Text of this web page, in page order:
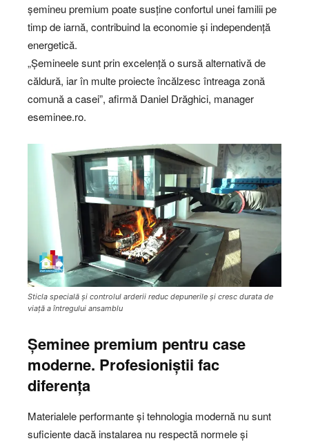
șemineu premium poate susține confortul unei familii pe
timp de iarnă, contribuind la economie și independență
energetică.
„Șemineele sunt prin excelență o sursă alternativă de
căldură, iar în multe proiecte încălzesc întreaga zonă
comună a casei”, afirmă Daniel Drăghici, manager
eseminee.ro.
Sticla specială și controlul arderii reduc depunerile și cresc durata de
viață a întregului ansamblu
Șeminee premium pentru case
moderne. Profesioniștii fac
diferența
Materialele performante și tehnologia modernă nu sunt
suficiente dacă instalarea nu respectă normele și